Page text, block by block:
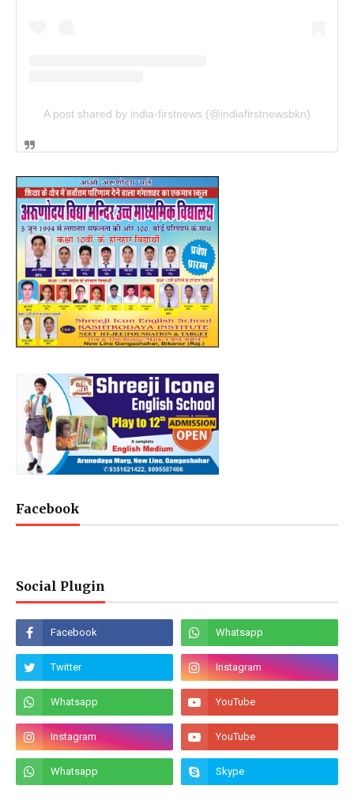
A post shared by india-firstnews (@indiafirstnewsbkn)
Facebook
Social Plugin